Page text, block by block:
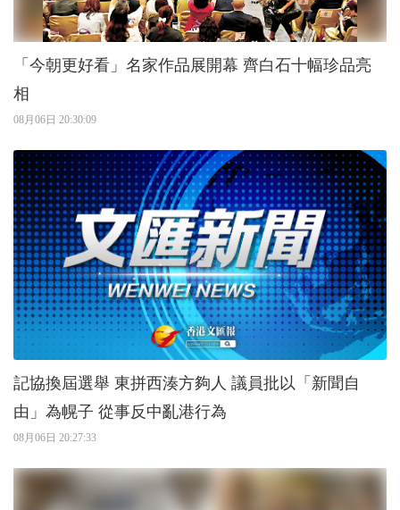
「今朝更好看」名家作品展開幕 齊白石十幅珍品亮
相
08月06日 20:30:09
記協換屆選舉 東拼西湊方夠人 議員批以「新聞自
由」為幌子 從事反中亂港行為
08月06日 20:27:33